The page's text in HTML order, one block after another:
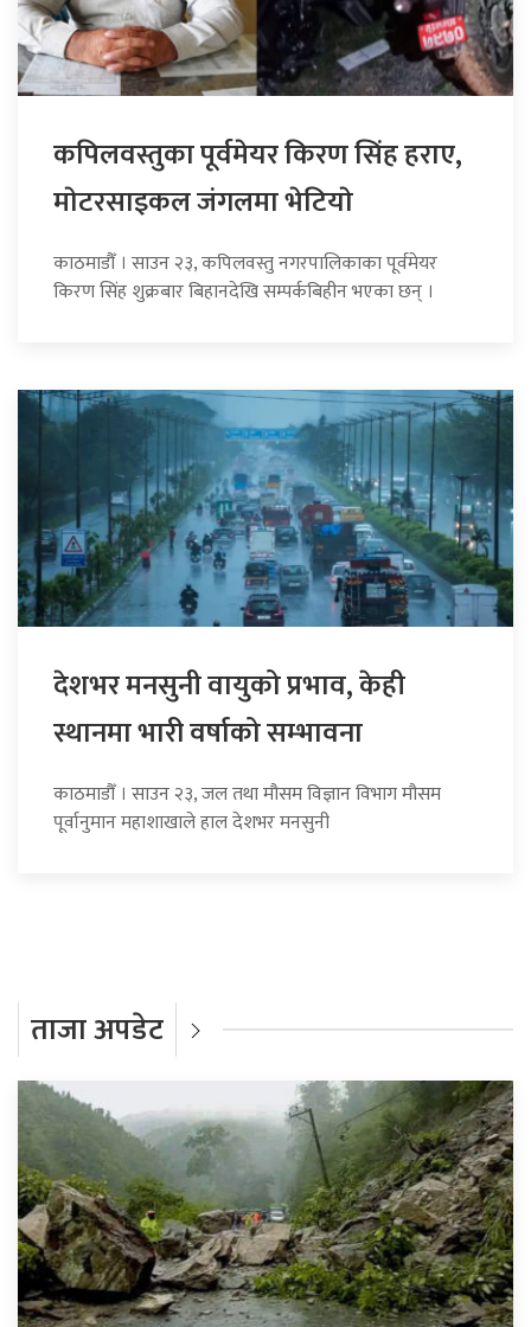
कपिलवस्तुका पूर्वमेयर किरण सिंह हराए,
माेटरसाइकल जंगलमा भेटियाे
काठमाडौँ । साउन २३, कपिलवस्तु नगरपालिकाका पूर्वमेयर
किरण सिंह शुक्रबार बिहानदेखि सम्पर्कबिहीन भएका छन् ।
देशभर मनसुनी वायुको प्रभाव, केही
स्थानमा भारी वर्षाको सम्भावना
काठमाडौँ । साउन २३, जल तथा मौसम विज्ञान विभाग मौसम
पूर्वानुमान महाशाखाले हाल देशभर मनसुनी
ताजा अपडेट